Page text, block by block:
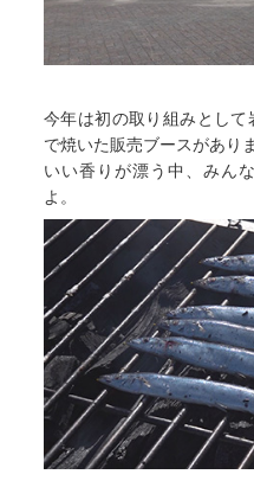
今年は初の取り組みとし
で焼いた販売ブースがあり
いい香りが漂う中、みん
よ。